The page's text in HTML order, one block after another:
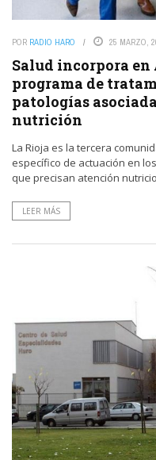
POR RADIO HARO 25 MARZO,
Salud incorpora
programa de
patologías
nutrición
La Rioja es la tercera
específico de actuación en
que precisan atención
LEER MÁS